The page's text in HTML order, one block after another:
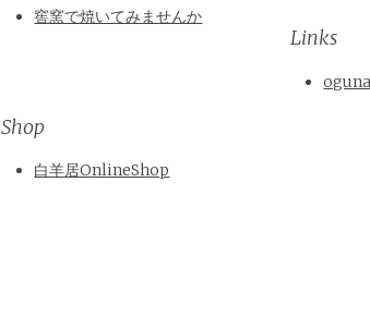
窖窯で焼いてみませんか
Shop
白羊居OnlineShop
Links